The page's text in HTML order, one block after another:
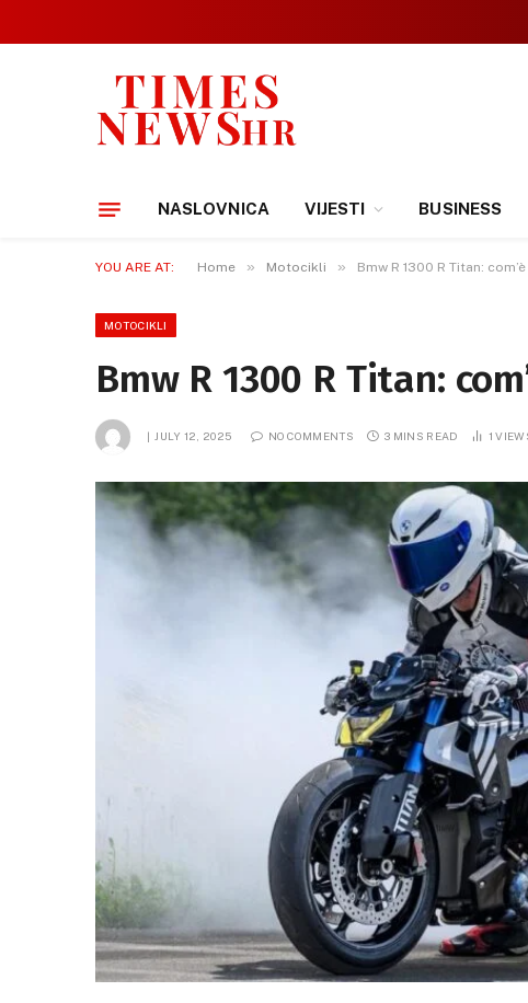
NASLOVNICA VIJESTI BUSINESS
YOU ARE AT: Home » Motocikli » Bmw R 1300 R Titan:
MOTOCIKLI
Bmw R 1300 R Titan:
JULY 12, 2025 NO COMMENTS 3 MINS READ 1